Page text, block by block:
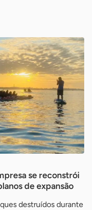
se reconstrói
de expansão
destruídos durante